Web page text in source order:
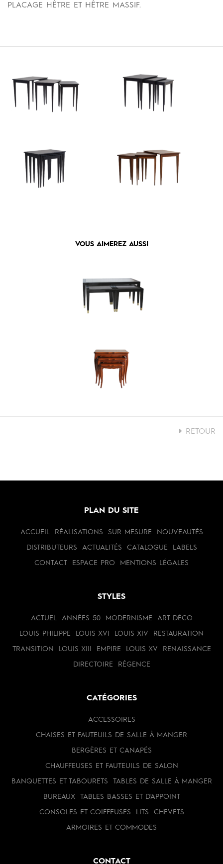
PLACAGE HÊTRE ET HÊTRE MASSIF.
VOUS AIMEREZ AUSSI
RETOUR
PLAN DU SITE
ACCUEIL RÉALISATIONS SUR MESURE NOUVEAUTÉS
DISTRIBUTEURS ACTUALITÉS CATALOGUE LABELS
CONTACT ESPACE PRO MENTIONS LÉGALES
STYLES
ACTUEL ANNÉES 50 MODERNISME ART DÉCO
LOUIS PHILIPPE LOUIS XVI LOUIS XIV RESTAURATION
TRANSITION LOUIS XIII EMPIRE LOUIS XV RENAISSANCE
DIRECTOIRE RÉGENCE
CATÉGORIES
ACCESSOIRES
CHAISES ET FAUTEUILS DE SALLE À MANGER
BERGÈRES ET CANAPÉS
CHAUFFEUSES ET FAUTEUILS DE SALON
BANQUETTES ET TABOURETS TABLES DE SALLE À MANGER
BUREAUX TABLES BASSES ET D'APPOINT
CONSOLES ET COIFFEUSES LITS CHEVETS
ARMOIRES ET COMMODES
CONTACT